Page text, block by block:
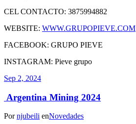
CEL CONTACTO: 3875994882
WEBSITE: WWW.GRUPOPIEVE.COM
FACEBOOK: GRUPO PIEVE
INSTAGRAM: Pieve grupo
Sep 2, 2024
Argentina Mining 2024
Pornjubeili enNovedades